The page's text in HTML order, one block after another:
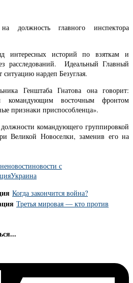
должность главного инспектора
интересных историй по взяткам и
расследований. Идеальный Главный
нардеп Безуглая.
Генштаба Гнатова она говорит:
командующим восточным фронтом
признаки приспособленца».
командующего группировкой
Великой Новоселки, заменив его на
новостиновости с
Украина
Когда закончится война?
Третья мировая — кто против